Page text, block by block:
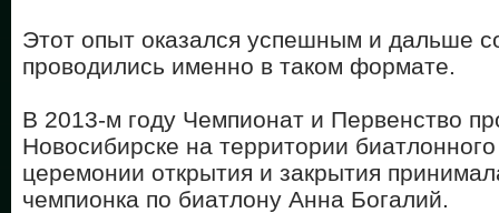
Этот опыт оказался успешным и дальше
проводились именно в таком формате.
В 2013-м году Чемпионат и Первенство
Новосибирске на территории
церемонии открытия и закрытия
чемпионка по биатлону Анна Богалий.